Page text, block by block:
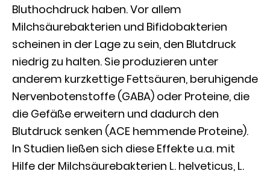
Bluthochdruck haben. Vor allem
Milchsäurebakterien und Bifidobakterien
scheinen in der Lage zu sein, den Blutdruck
niedrig zu halten. Sie produzieren unter
anderem kurzkettige Fettsäuren, beruhigende
Nervenbotenstoffe (GABA) oder Proteine, die
die Gefäße erweitern und dadurch den
Blutdruck senken (ACE hemmende Proteine).
In Studien ließen sich diese Effekte u.a. mit
Hilfe der Milchsäurebakterien L. helveticus, L.